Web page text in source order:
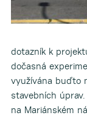
dotazník k
dočasná
využívána buďto
stavebních
na Mariánském